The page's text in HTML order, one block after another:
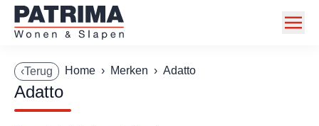
‹Terug Home › Merken › Adatto
Adatto